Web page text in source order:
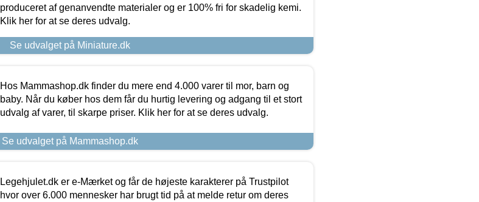
produceret af genanvendte materialer og er 100% fri for skadelig kemi.
Klik her for at se deres udvalg.
Se udvalget på Miniature.dk
Hos Mammashop.dk finder du mere end 4.000 varer til mor, barn og
baby. Når du køber hos dem får du hurtig levering og adgang til et stort
udvalg af varer, til skarpe priser. Klik her for at se deres udvalg.
Se udvalget på Mammashop.dk
Legehjulet.dk er e-Mærket og får de højeste karakterer på Trustpilot
hvor over 6.000 mennesker har brugt tid på at melde retur om deres